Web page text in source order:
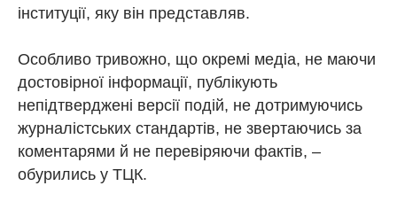
інституції, яку він представляв.
Особливо тривожно, що окремі медіа, не маючи
достовірної інформації, публікують
непідтверджені версії подій, не дотримуючись
журналістських стандартів, не звертаючись за
коментарями й не перевіряючи фактів, –
обурились у ТЦК.